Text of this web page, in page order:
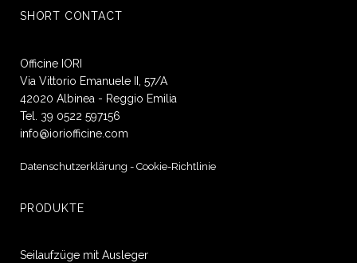
Telefon
SHORT CONTACT
Officine IORI
Via Vittorio Emanuele II, 57/A
42020 Albinea - Reggio Emilia
Tel. 39 0522 597156
info@ioriofficine.com
Datenschutzerklärung - Cookie-Richtlinie
PRODUKTE
Seilaufzüge mit Ausleger